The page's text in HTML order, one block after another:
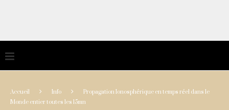
Accueil Info Propagation Ionosphérique en temps réel dans le
Monde entier toutes les 15mn